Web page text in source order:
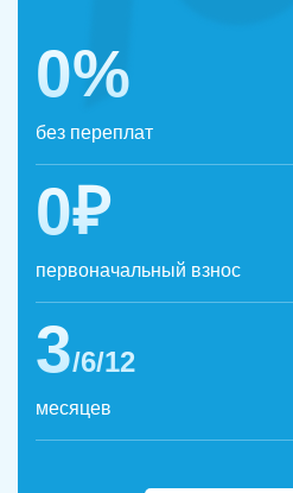
0%
без переплат
0₽
первоначальный взнос
3/6/12
месяцев